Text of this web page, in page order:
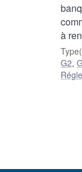
à
G2,